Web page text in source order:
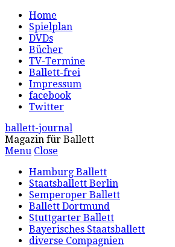
Home
Spielplan
DVDs
Bücher
TV-Termine
Ballett-frei
Impressum
facebook
Twitter
ballett-journal
Magazin für Ballett
Menu Close
Hamburg Ballett
Staatsballett Berlin
Semperoper Ballett
Ballett Dortmund
Stuttgarter Ballett
Bayerisches Staatsballett
diverse Compagnien